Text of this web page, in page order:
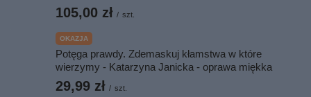
105,00 zł / szt.
OKAZJA
Potęga prawdy. Zdemaskuj kłamstwa w które
wierzymy - Katarzyna Janicka - oprawa miękka
29,99 zł / szt.